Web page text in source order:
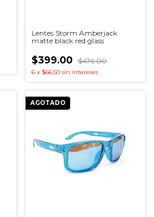
Lentes Storm Amberjack
matte black red glass
$399.00 $476.00
6 x $66.50 sin intereses
AGOTADO